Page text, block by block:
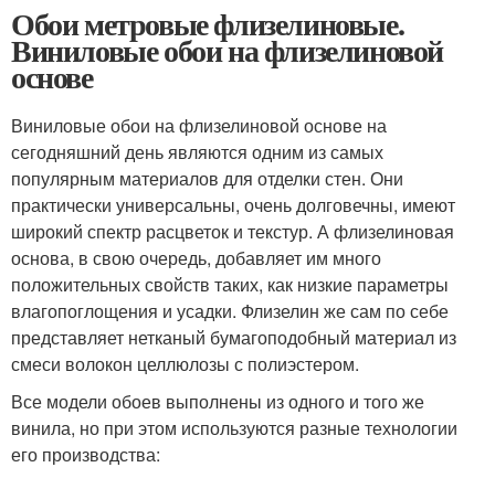
Обои метровые флизелиновые.
Виниловые обои на флизелиновой
основе
Виниловые обои на флизелиновой основе на
сегодняшний день являются одним из самых
популярным материалов для отделки стен. Они
практически универсальны, очень долговечны, имеют
широкий спектр расцветок и текстур. А флизелиновая
основа, в свою очередь, добавляет им много
положительных свойств таких, как низкие параметры
влагопоглощения и усадки. Флизелин же сам по себе
представляет нетканый бумагоподобный материал из
смеси волокон целлюлозы с полиэстером.
Все модели обоев выполнены из одного и того же
винила, но при этом используются разные технологии
его производства: